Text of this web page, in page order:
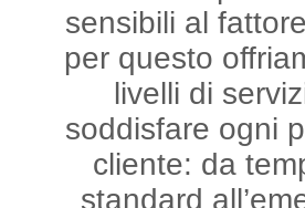
sensibili al
per questo
livelli di
soddisfare ogni
cliente: da
standard